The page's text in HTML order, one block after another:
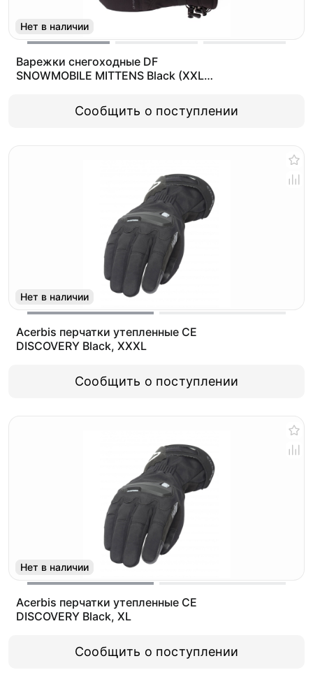
Нет в наличии
Варежки снегоходные DF
SNOWMOBILE MITTENS Black (XXL
Сообщить о поступлении
Нет в наличии
Acerbis перчатки утепленные CE
DISCOVERY Black, XXXL
Сообщить о поступлении
Нет в наличии
Acerbis перчатки утепленные CE
DISCOVERY Black, XL
Сообщить о поступлении